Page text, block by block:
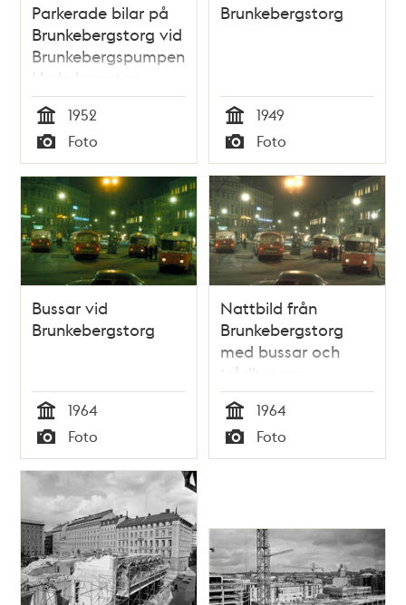
Parkerade bilar på
Brunkebergstorg vid
Brunkebergspumpen.
Herkulesgatan
mynnar vid
cyklarna.
Trådbussledningar
hänger i luften. Kv.
Åskslaget är
nuvarande kv.
Trollhättan med
Gallerian
Tid
1952
Typ
Foto
Brunkebergstorg
Tid
1949
Typ
Foto
Bussar vid
Brunkebergstorg
Tid
1964
Typ
Foto
Nattbild från
Brunkebergstorg
med bussar och
trådbussar
Tid
1964
Typ
Foto